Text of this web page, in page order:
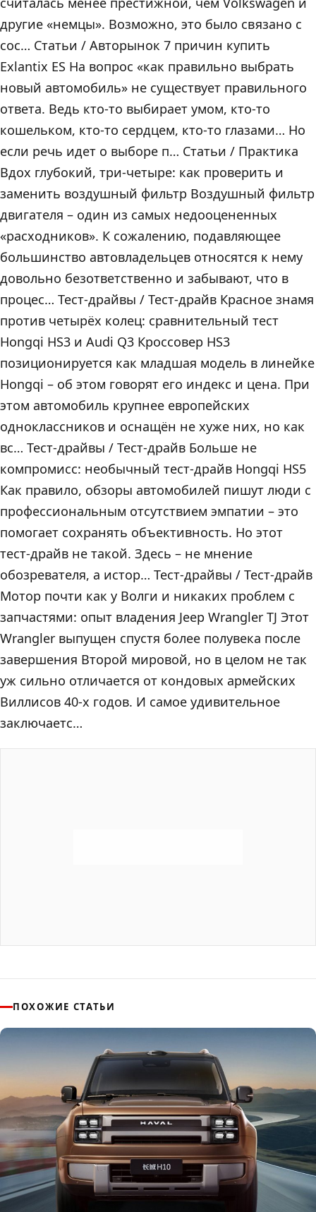
другие «немцы». Возможно, это было связано с
сос… Статьи / Авторынок 7 причин купить
Exlantix ES На вопрос «как правильно выбрать
новый автомобиль» не существует правильного
ответа. Ведь кто-то выбирает умом, кто-то
кошельком, кто-то сердцем, кто-то глазами… Но
если речь идет о выборе п… Статьи / Практика
Вдох глубокий, три-четыре: как проверить и
заменить воздушный фильтр Воздушный фильтр
двигателя – один из самых недооцененных
«расходников». К сожалению, подавляющее
большинство автовладельцев относятся к нему
довольно безответственно и забывают, что в
процес… Тест-драйвы / Тест-драйв Красное знамя
против четырёх колец: сравнительный тест
Hongqi HS3 и Audi Q3 Кроссовер HS3
позиционируется как младшая модель в линейке
Hongqi – об этом говорят его индекс и цена. При
этом автомобиль крупнее европейских
одноклассников и оснащён не хуже них, но как
вс… Тест-драйвы / Тест-драйв Больше не
компромисс: необычный тест-драйв Hongqi HS5
Как правило, обзоры автомобилей пишут люди с
профессиональным отсутствием эмпатии – это
помогает сохранять объективность. Но этот
тест-драйв не такой. Здесь – не мнение
обозревателя, а истор… Тест-драйвы / Тест-драйв
Мотор почти как у Волги и никаких проблем с
запчастями: опыт владения Jeep Wrangler TJ Этот
Wrangler выпущен спустя более полувека после
завершения Второй мировой, но в целом не так
уж сильно отличается от кондовых армейских
Виллисов 40-х годов. И самое удивительное
заключаетс…
ПОХОЖИЕ СТАТЬИ